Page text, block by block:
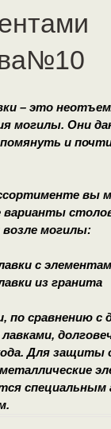
– это
могилы. Они
и
вы
варианты
возле могилы:
с
из гранита
по сравнению с
Для защиты
специальным